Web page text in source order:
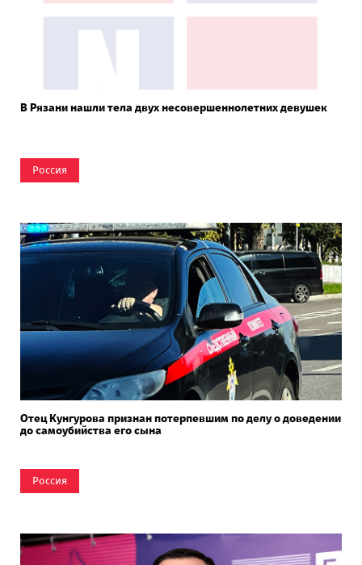
В Рязани нашли тела двух несовершеннолетних девушек
Россия
Отец Кунгурова признан потерпевшим по делу о доведении
до самоубийства его сына
Россия